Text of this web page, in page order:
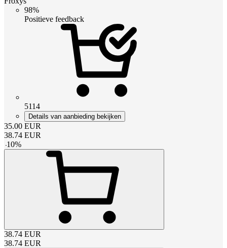
98%
Positieve feedback
5114
Details van aanbieding bekijken
35.00 EUR
38.74 EUR
-10%
38.74 EUR
38.74 EUR